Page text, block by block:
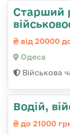
Старший
від 20000
Одеса
Військова
Водій,
до 21000